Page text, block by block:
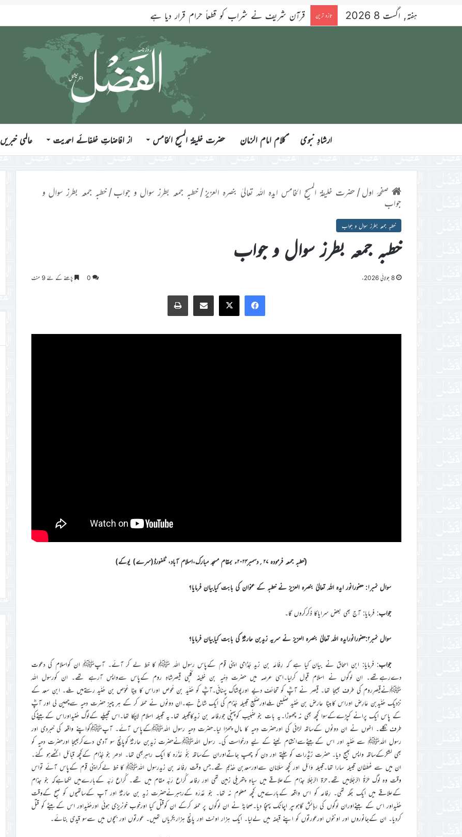
ہفتہ, اگست 8 2026 تازہ ترین قرآن شریف نے شراب کو قطعاً حرام قرار دیا ہے
ارشادِ نبوی ؑکلام امام الزمان حضرت خلیفۃ المسیح الخامس از افاضاتِ خلفائے احمدیت عالمی خبریں
صفحۂ اول/حضرت خلیفۃ المسیح الخامس ایدہ اللہ تعالیٰ بنصرہ العزیز/خطبہ جمعہ بطرز سوال و جواب/خطبہ جمعہ بطرز سوال و
جواب
خطبہ جمعہ بطرز سوال و جواب
خطبہ جمعہ بطرز سوال و جواب
8 جولائی 2026ء 0 پڑھنے کے لئے 9 منٹ
Facebook
X
Share via Email
Print
(خطبہ جمعہ فرمودہ ۲۷؍دسمبر۲۰۲۴ء بمقام مسجد مبارک،اسلام آباد، ٹلفورڈ(سرے) یوکے)
سوال نمبر۱: حضورانور ایدہ اللہ تعالیٰ بنصرہ العزیز نے خطبہ کے عنوان کی بابت کیابیان فرمایا؟
جواب: فرمایا: آج بھی بعض سرایاکا ذکرکروں گا۔
سوال نمبر۲:حضورانورایدہ اللہ تعالیٰ بنصرہ العزیز نے سریہ زیدبن حارثہؓ کی بابت کیابیان فرمایا؟
جواب: فرمایا: ابن اسحاق نے بیان کیا ہے کہ رِفَاعَہ بن زید جُذَامِی اپنی قوم کےپاس رسول اللہ ﷺ کا خط لے کر آئے۔ آپﷺ ان کواسلام کی دعوت
دےرہےتھے۔ ان لوگوں نے اسلام قبول کرلیا۔اسی عرصہ میں حضرت دِحْیہ بن خَلِیفہ کَلْبِی قیصرشاہِ روم کےپاس سےواپس آرہے تھے۔ ان کورسول اللہ
ﷺنےقیصرِروم کی طرف بھیجا تھا۔ قیصر نے آپؓ کو تحائف دیے اورپوشاک پہنائی۔آپؓ کو ھُنَید بن عُوص اوراس کا بیٹا عُوْص بن ھُنَید رستےمیں ملے۔ ابنِ سعد کے
نزدیک ھُنَیدبن عَارِض اوراس کابیٹا عارض بن ھُنید صُلَیعِی ملےاورصُلَیع قبیلہ جُذام کی ایک شاخ ہے۔ان دونوں نے حملہ کر کے ہر چیز حضرت دحیہ سےچھین لی اور آپؓ
کے پاس ایک پرانے کپڑےکےسوا کچھ بھی نہ چھوڑا۔یہ بات بنو ضُبَیب کوپہنچی جورِفاعہ بن زیدکاقبیلہ تھا۔یہ قبیلہ اسلام لاچکا تھا۔اس قبیلے کےلوگ ھُنیداوراس کےبیٹےکی
طرف نکلے۔ انہوں نے ان دونوں کےساتھ لڑائی کی اورحضرت دِحیہ کا مال چھڑا لیا۔حضرت دِحیہ رسول اللہﷺکےپاس آئے۔ آپﷺکواپنے واقعہ کی خبردی اور
رسول اللہﷺ سے ھُنَید اور اس کےبیٹےسےانتقام لینے کے لیے درخواست کی۔ رسول اللہﷺنےحضرت زیدبن حارثہؓ کوپانچ سو آدمی دےکربھیجا اورحضرت دحیہ کو
بھی لشکرکےساتھ واپس بھیج دیا۔ حضرت زیدؓرات کو چلتے اور دن کو چھپ جاتےاوران کےساتھ بَنُو عُذْرَہ کا ایک رہبربھی تھا۔ ادھر بنو جُذَام کےکچھ قبائل اکٹھےہو گئے۔
ان میں سے غَطَفَان قبیلہ سارا تھا۔قبیلہ وَائِل اور کچھ سَلَامَان سےاورسعدبن ھُذَیم تھے۔جس وقت رِفَاعَہ بن زیدرسول اللہﷺ کا خط لےکراپنی قوم کےپاس آئے تواس
وقت وہ لوگ حَرَّةُ الرَّجْلَامیں تھے۔حرّة الرَّجْلَا جذام کےعلاقے میں سیاہ پتھریلی زمین تھی اور رِفاعہ کُرَاع رَبَّہ مقام میں تھے۔ کُرَاع رَبّہ کےبارےمیں لکھاہےکہ بنو جذام
کےعلاقے میں ایک جگہ تھی۔ رِفاعہ کو اس واقعہ کےبارےمیں کچھ معلوم نہ تھا۔ بنو عُدْرَہ کےرہبرنےحضرت زید بن حارثہؓ اور آپ کےساتھیوں کو صبح کےوقت
ھُنَیداور اس کے بیٹےاوران لوگوں کی رہائش گاہوںپر اچانک پہنچا دیا۔صحابہؓ نے ان لوگوں پر حملہ کرکے ان کوقتل کیا اورخوب خونریزی ہوئی اورھُنَیداور اس کےبیٹے کو قتل
کردیا۔ ان کےجانوروں اور اونٹوں اورعورتوں کو اپنے قبضہ میں لےلیا۔ ایک ہزار اونٹ اور پانچ ہزاربکریاں تھیں۔ عورتوں اور بچوں میں سےسو قیدی بنائے۔